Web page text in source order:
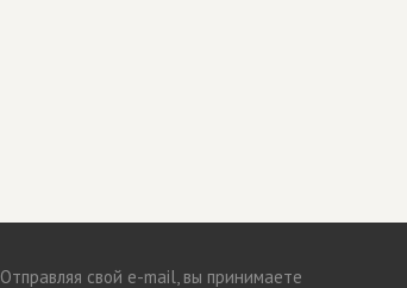
Отправляя свой e-mail, вы принимаете